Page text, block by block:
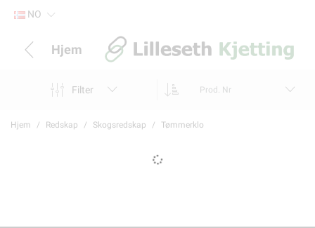
NO
Hjem
Filter Prod. Nr
Hjem Redskap Skogsredskap Tømmerklo